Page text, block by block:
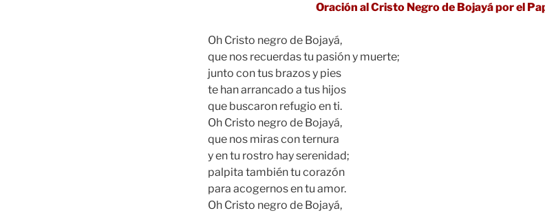
Oración al Cristo Negro de Bojayá por el
Oh Cristo negro de Bojayá,
que nos recuerdas tu pasión y muerte;
junto con tus brazos y pies
te han arrancado a tus hijos
que buscaron refugio en ti.
Oh Cristo negro de Bojayá,
que nos miras con ternura
y en tu rostro hay serenidad;
palpita también tu corazón
para acogernos en tu amor.
Oh Cristo negro de Bojayá,